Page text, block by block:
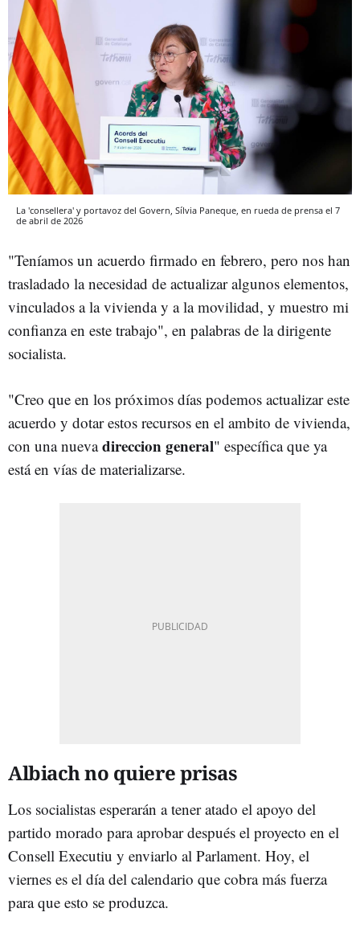
La 'consellera' y portavoz del Govern, Sílvia Paneque, en rueda de prensa el 7
de abril de 2026
"Teníamos un acuerdo firmado en febrero, pero nos han
trasladado la necesidad de actualizar algunos elementos,
vinculados a la vivienda y a la movilidad, y muestro mi
confianza en este trabajo", en palabras de la dirigente
socialista.
"Creo que en los próximos días podemos actualizar este
acuerdo y dotar estos recursos en el ambito de vivienda,
con una nuevadireccion general" específica que ya
está en vías de materializarse.
Albiach no quiere prisas
Los socialistas esperarán a tener atado el apoyo del
partido morado para aprobar después el proyecto en el
Consell Executiu y enviarlo al Parlament. Hoy, el
viernes es el día del calendario que cobra más fuerza
para que esto se produzca.